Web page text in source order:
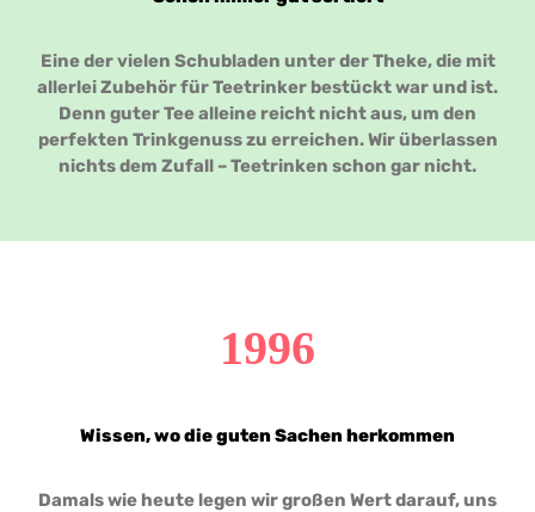
Eine der vielen Schubladen unter der Theke, die mit
allerlei Zubehör für Teetrinker bestückt war und ist.
Denn guter Tee alleine reicht nicht aus, um den
perfekten Trinkgenuss zu erreichen. Wir überlassen
nichts dem Zufall – Teetrinken schon gar nicht.
1996
Wissen, wo die guten Sachen herkommen
Damals wie heute legen wir großen Wert darauf, uns